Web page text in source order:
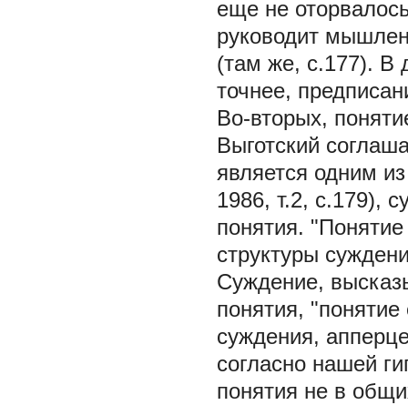
еще не
руководит
(там же, с.177). В
точнее,
Во-вторых,
Выготский
является одним
1986, т.2, с.179),
понятия.
структуры
Суждение,
понятия, "понятие
суждения,
согласно нашей
понятия не в